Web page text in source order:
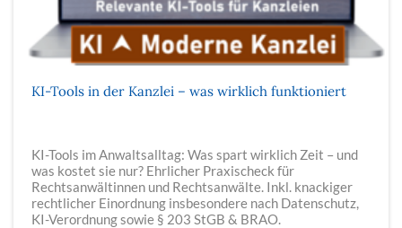
KI-Tools in der Kanzlei – was wirklich funktioniert
KI-Tools im Anwaltsalltag: Was spart wirklich Zeit – und
was kostet sie nur? Ehrlicher Praxischeck für
Rechtsanwältinnen und Rechtsanwälte. Inkl. knackiger
rechtlicher Einordnung insbesondere nach Datenschutz,
KI-Verordnung sowie § 203 StGB & BRAO.